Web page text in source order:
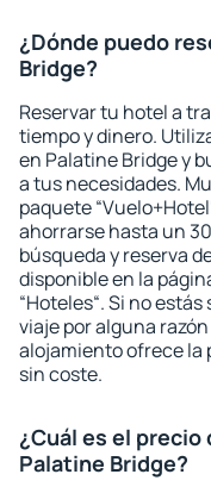
¿Dónde puedo
Bridge?
Reservar tu hotel a
tiempo y dinero.
en Palatine Bridge y
a tus necesidades.
paquete
ahorrarse hasta un
búsqueda y reserva
disponible en la
“Hoteles“. Si no
viaje por alguna
alojamiento ofrece la
sin coste.
¿Cuál es el
Palatine Bridge?